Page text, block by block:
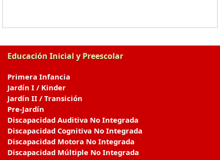
Educación Inicial y Preescolar
Primera Infancia
Jardín I / Kinder
Jardín II / Transición
Pre-Jardín
Discapacidad Auditiva No Integrada
Discapacidad Cognitiva No Integrada
Discapacidad Motora No Integrada
Discapacidad Múltiple No Integrada